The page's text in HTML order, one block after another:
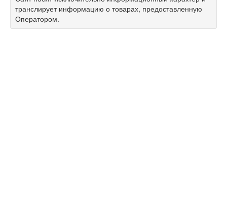
транслирует информацию о товарах, предоставленную
Оператором.